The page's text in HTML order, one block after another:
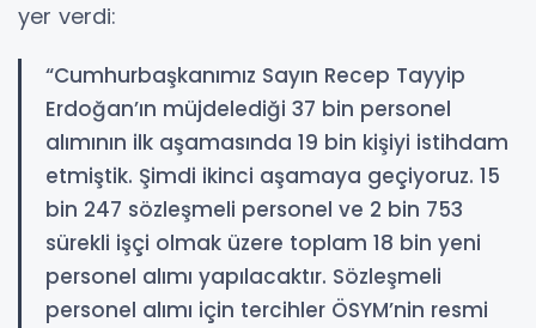
yer verdi:
“Cumhurbaşkanımız Sayın Recep Tayyip
Erdoğan’ın müjdelediği 37 bin personel
alımının ilk aşamasında 19 bin kişiyi istihdam
etmiştik. Şimdi ikinci aşamaya geçiyoruz. 15
bin 247 sözleşmeli personel ve 2 bin 753
sürekli işçi olmak üzere toplam 18 bin yeni
personel alımı yapılacaktır. Sözleşmeli
personel alımı için tercihler ÖSYM’nin resmi